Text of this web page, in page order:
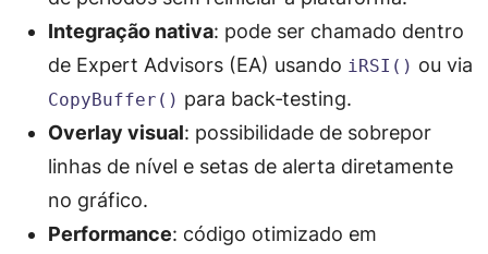
Integração nativa: pode ser chamado dentro
de Expert Advisors (EA) usando iRSI() ou via
CopyBuffer() para back‑testing.
Overlay visual: possibilidade de sobrepor
linhas de nível e setas de alerta diretamente
no gráfico.
Performance: código otimizado em